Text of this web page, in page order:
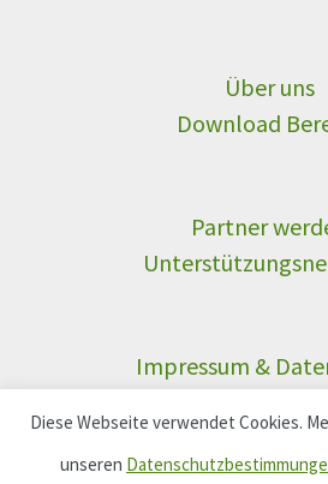
Über uns
Download
Partner
Impressum &
Diese Webseite verwendet Cookies.
unseren